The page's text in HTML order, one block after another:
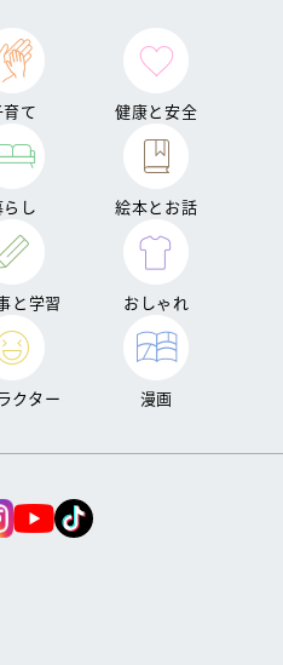
て 健康と安全
し 絵本とお話
と学習 おしゃれ
クター 漫画